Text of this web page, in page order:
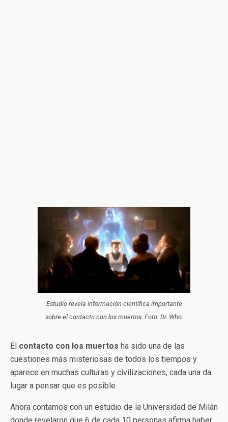
Estudio revela información científica importante
sobre el contacto con los muertos. Foto: Dr. Who.
El contacto con los muertos ha sido una de las
cuestiones más misteriosas de todos los tiempos y
aparece en muchas culturas y civilizaciones, cada una da
lugar a pensar que es posible.
Ahora contamos con un estudio de la Universidad de Milán